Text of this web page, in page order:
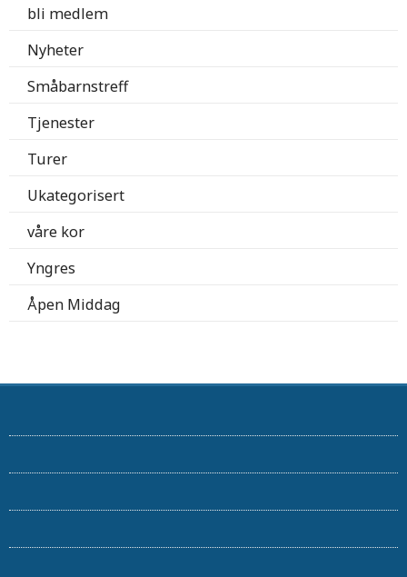
bli medlem
Nyheter
Småbarnstreff
Tjenester
Turer
Ukategorisert
våre kor
Yngres
Åpen Middag